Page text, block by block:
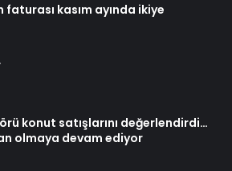
kasım ayında ikiye
konut satışlarını değerlendirdi…
olmaya devam ediyor